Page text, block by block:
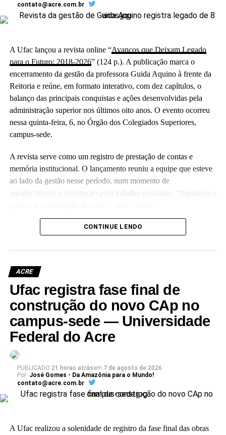
contato@acre.com.br
A Ufac lançou a revista online “Avanços que Deixam Legado
para o Futuro: 2018-2026” (124 p.). A publicação marca o
encerramento da gestão da professora Guida Aquino à frente da
Reitoria e reúne, em formato interativo, com dez capítulos, o
balanço das principais conquistas e ações desenvolvidas pela
administração superior nos últimos oito anos. O evento ocorreu
nessa quinta-feira, 6, no Órgão dos Colegiados Superiores,
campus-sede.
A revista serve como um registro de prestação de contas e
memória institucional. O lançamento reuniu a equipe que esteve
ao lado da gestão nesse período, num momento de
agradecimento e celebração pelo trabalho realizado. “Agradeço o
(Camila Barbosa, estagiária Ascom/Ufac)
Leia Mais: UFAC
CONTINUE LENDO
ACRE
Ufac registra fase final de
construção do novo CAp no
campus-sede — Universidade
Federal do Acre
PUBLICADO 21 horas atrásem 7 de agosto de 2026
Por: José Gomes - Da Amazônia para o Mundo!
contato@acre.com.br
A Ufac realizou a solenidade de registro da fase final das obras